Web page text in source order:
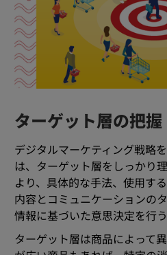
ターゲット層の把握
デジタルマーケティング戦略
は、ターゲット層をしっかり
より、具体的な手法、使用す
内容とコミュニケーションの
情報に基づいた意思決定を行う
ターゲット層は商品によって